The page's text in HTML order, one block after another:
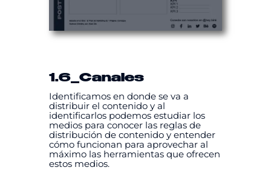
1.6_Canales
Identificamos en donde se va a
distribuir el contenido y al
identificarlos podemos estudiar los
medios para conocer las reglas de
distribución de contenido y entender
cómo funcionan para aprovechar al
máximo las herramientas que ofrecen
estos medios.